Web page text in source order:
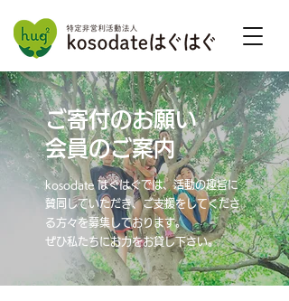
ご寄付のお願い
会員のご案内
kosodate はぐはぐでは、活動の趣旨に
賛同していただき、ご支援をしてくださ
る方々を募集しております。
ぜひ私たちにお力をお貸し下さい。